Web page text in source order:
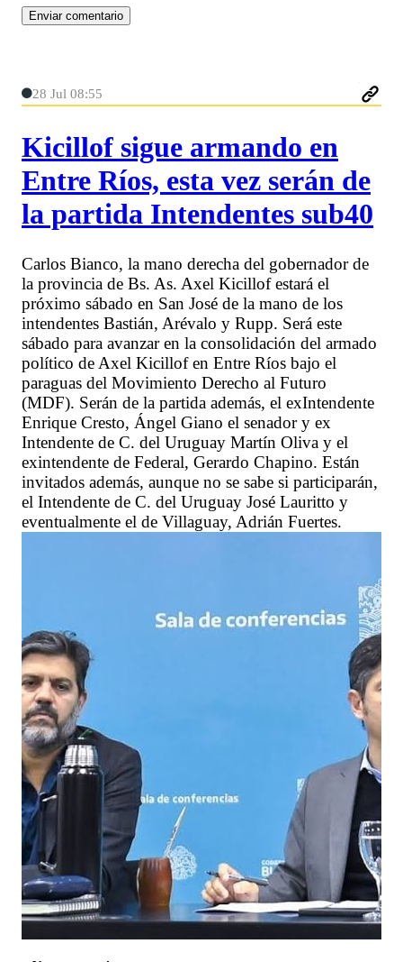
28 Jul 08:55
Kicillof sigue armando en
Entre Ríos, esta vez serán de
la partida Intendentes sub40
Carlos Bianco, la mano derecha del gobernador de
la provincia de Bs. As. Axel Kicillof estará el
próximo sábado en San José de la mano de los
intendentes Bastián, Arévalo y Rupp. Será este
sábado para avanzar en la consolidación del armado
político de Axel Kicillof en Entre Ríos bajo el
paraguas del Movimiento Derecho al Futuro
(MDF). Serán de la partida además, el exIntendente
Enrique Cresto, Ángel Giano el senador y ex
Intendente de C. del Uruguay Martín Oliva y el
exintendente de Federal, Gerardo Chapino. Están
invitados además, aunque no se sabe si participarán,
el Intendente de C. del Uruguay José Lauritto y
eventualmente el de Villaguay, Adrián Fuertes.